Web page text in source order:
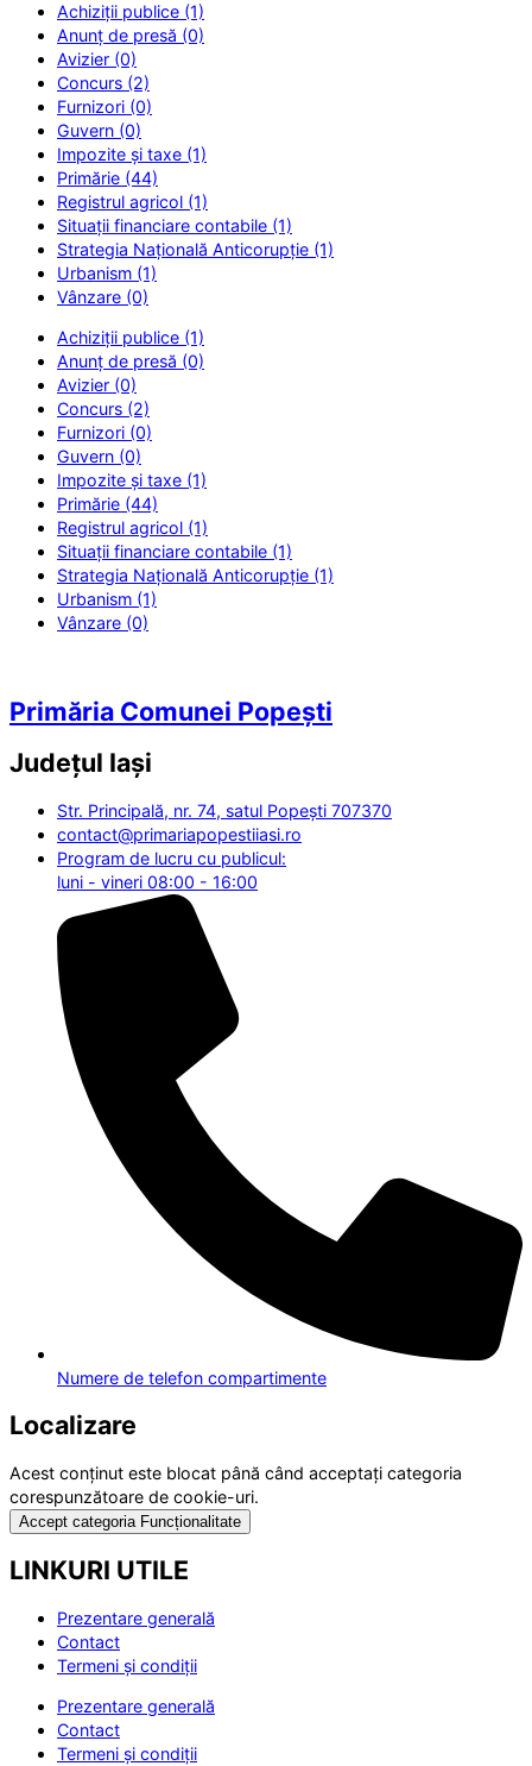
Achiziții publice (1)
Anunț de presă (0)
Avizier (0)
Concurs (2)
Furnizori (0)
Guvern (0)
Impozite și taxe (1)
Primărie (44)
Registrul agricol (1)
Situații financiare contabile (1)
Strategia Națională Anticorupție (1)
Urbanism (1)
Vânzare (0)
Achiziții publice (1)
Anunț de presă (0)
Avizier (0)
Concurs (2)
Furnizori (0)
Guvern (0)
Impozite și taxe (1)
Primărie (44)
Registrul agricol (1)
Situații financiare contabile (1)
Strategia Națională Anticorupție (1)
Urbanism (1)
Vânzare (0)
Primăria Comunei Popești
Județul Iași
Str. Principală, nr. 74, satul Popești 707370
contact@primariapopestiiasi.ro
Program de lucru cu publicul:
luni - vineri 08:00 - 16:00
Numere de telefon compartimente
Localizare
Acest conținut este blocat până când acceptați categoria
corespunzătoare de cookie-uri.
Accept categoria Funcționalitate
LINKURI UTILE
Prezentare generală
Contact
Termeni și condiții
Prezentare generală
Contact
Termeni și condiții